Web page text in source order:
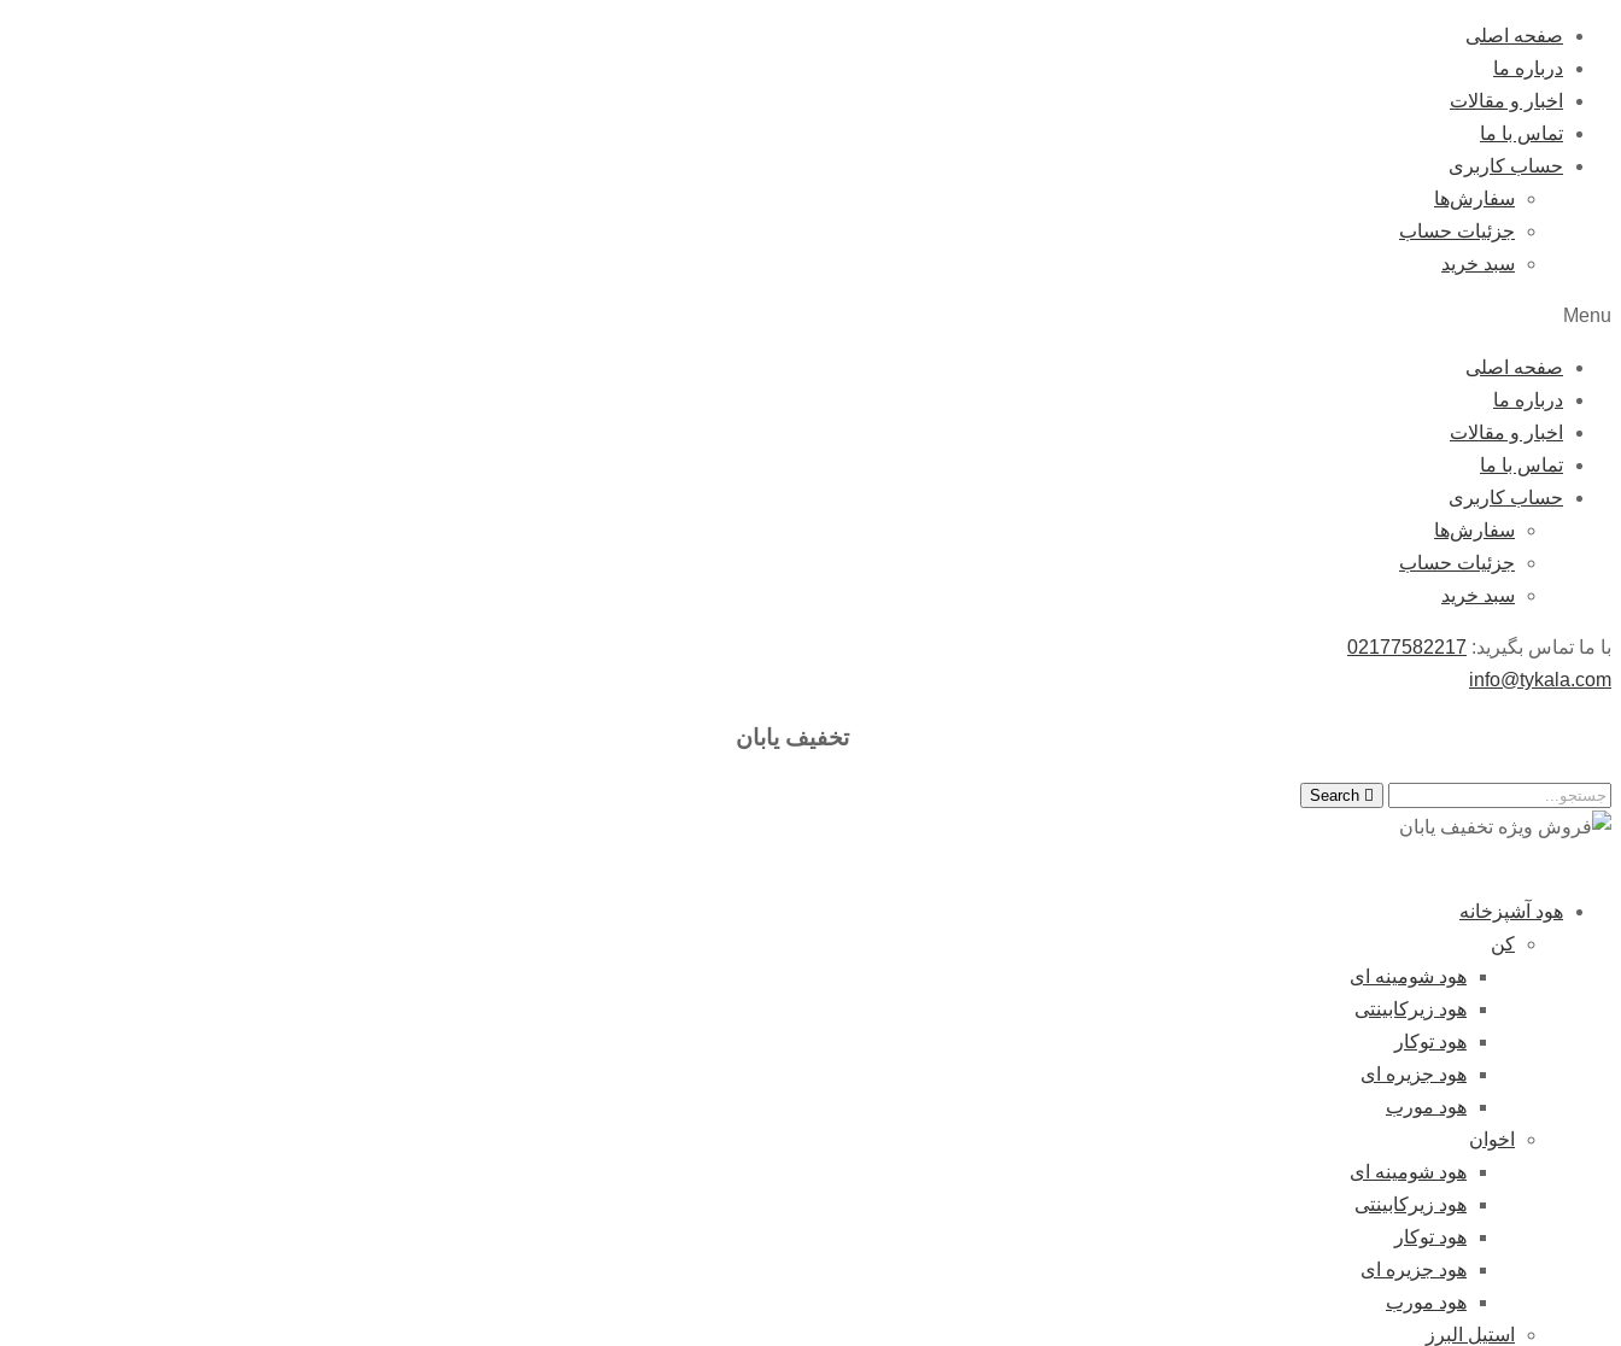
صفحه اصلی
درباره ما
اخبار و مقالات
تماس با ما
حساب کاربری
سفارش‌ها
جزئیات حساب
سبد خرید
Menu
صفحه اصلی
درباره ما
اخبار و مقالات
تماس با ما
حساب کاربری
سفارش‌ها
جزئیات حساب
سبد خرید
با ما تماس بگیرید: 02177582217
info@tykala.com
تخفیف یابان
Search
هود آشپزخانه
کن
هود شومینه ای
هود زیرکابینتی
هود توکار
هود جزیره ای
هود مورب
اخوان
هود شومینه ای
هود زیرکابینتی
هود توکار
هود جزیره ای
هود مورب
استیل البرز